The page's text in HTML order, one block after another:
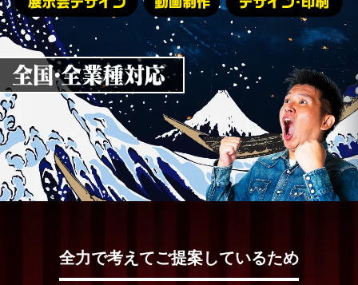
全力で考えてご提案しているため